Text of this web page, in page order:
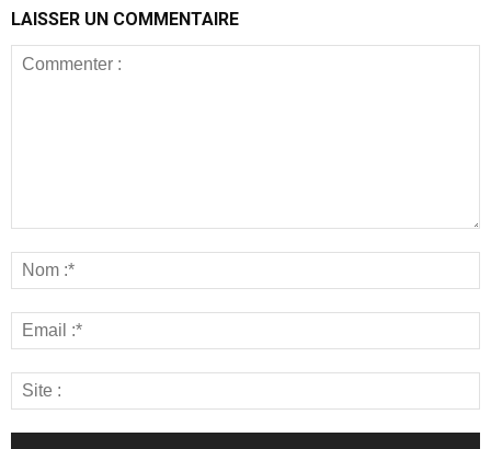
LAISSER UN COMMENTAIRE